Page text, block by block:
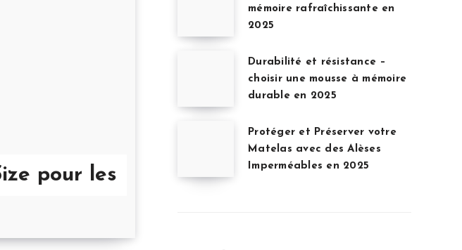
pour les
mémoire rafraîchissante en
2025
Durabilité et résistance –
choisir une mousse à mémoire
durable en 2025
Protéger et Préserver votre
Matelas avec des Alèses
Imperméables en 2025